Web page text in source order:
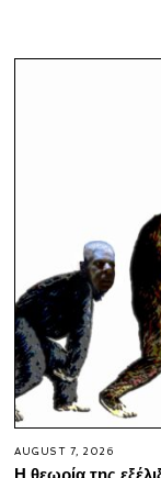
AUGUST 7, 2026